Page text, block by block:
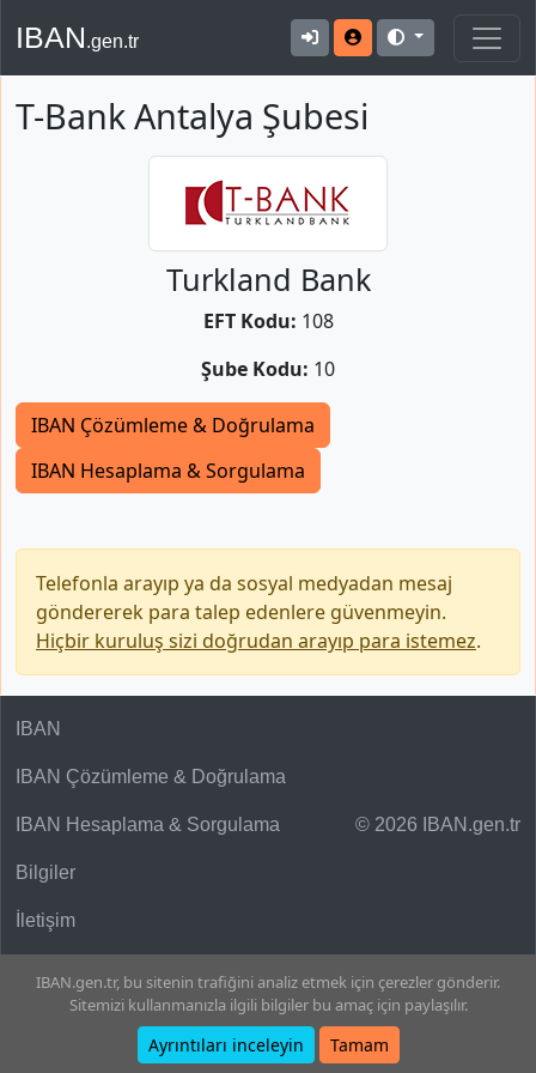
IBAN.gen.tr
T-Bank Antalya Şubesi
Turkland Bank
EFT Kodu: 108
Şube Kodu: 10
IBAN Çözümleme & Doğrulama
IBAN Hesaplama & Sorgulama
Telefonla arayıp ya da sosyal medyadan mesaj
göndererek para talep edenlere güvenmeyin.
Hiçbir kuruluş sizi doğrudan arayıp para istemez.
© 2026 IBAN.gen.tr
IBAN
IBAN Çözümleme & Doğrulama
IBAN Hesaplama & Sorgulama
Bilgiler
İletişim
IBAN.gen.tr, bu sitenin trafiğini analiz etmek için çerezler gönderir.
Sitemizi kullanmanızla ilgili bilgiler bu amaç için paylaşılır.
Ayrıntıları inceleyin Tamam